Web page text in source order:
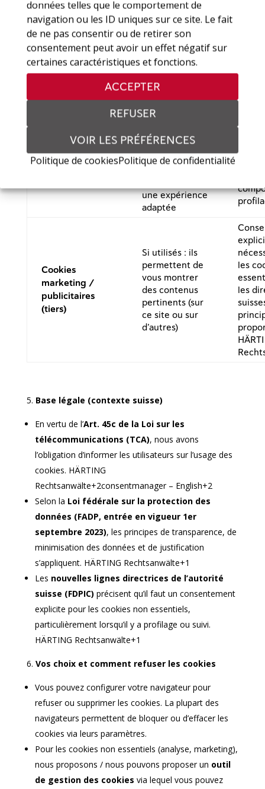
données telles que le comportement de
navigation ou les ID uniques sur ce site. Le fait
de ne pas consentir ou de retirer son
consentement peut avoir un effet négatif sur
certaines caractéristiques et fonctions.
ACCEPTER
REFUSER
VOIR LES PRÉFÉRENCES
Politique de cookiesPolitique de confidentialité
Cookies
d’analyse /
statistiques
permettent de
mesurer la
fréquentation
et d’analyser
comment les
visiteurs
utilisent le site,
afin d’améliorer
le contenu
selon
Cookies de
Ils mémorisent
vos préférences
(langue, mise
en page, etc.)
une expérience
adaptée
Cookies
marketing /
publicitaires
(tiers)
Si utilisés : ils
permettent de
vous montrer
des contenus
pertinents (sur
ce site ou sur
d’autres)
les
les
Base légale (contexte suisse)
En vertu de l’Art. 45c de la Loi sur les
télécommunications (TCA), nous avons
l’obligation d’informer les utilisateurs sur l’usage des
cookies. HÄRTING
Rechtsanwälte+2consentmanager – English+2
Selon la Loi fédérale sur la protection des
données (FADP, entrée en vigueur 1er
septembre 2023), les principes de transparence, de
minimisation des données et de justification
s’appliquent. HÄRTING Rechtsanwälte+1
Les nouvelles lignes directrices de l’autorité
suisse (FDPIC) précisent qu’il faut un consentement
explicite pour les cookies non essentiels,
particulièrement lorsqu’il y a profilage ou suivi.
HÄRTING Rechtsanwälte+1
Vos choix et comment refuser les cookies
Vous pouvez configurer votre navigateur pour
refuser ou supprimer les cookies. La plupart des
navigateurs permettent de bloquer ou d’effacer les
cookies via leurs paramètres.
Pour les cookies non essentiels (analyse, marketing),
nous proposons / nous pouvons proposer un outil
de gestion des cookies via lequel vous pouvez